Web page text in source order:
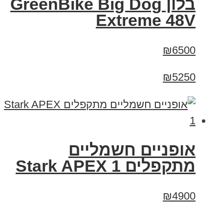
בלון GreenBike Big Dog
Extreme 48V
₪6500
₪5250
‏אופניים חשמליים
‏מתקפלים Stark APEX 1
₪4900